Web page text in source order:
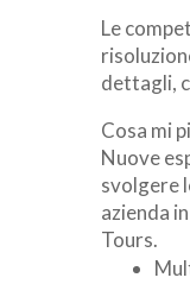
Le
dettagli,
Cosa mi
Nuove
svolgere
azienda
Tours.